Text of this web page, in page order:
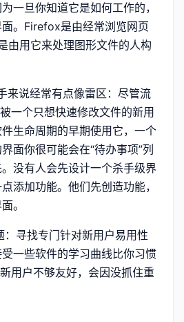
一旦你知道它是如何工作的，
。Firefox是由经常浏览网页
由用它来处理图形文件的人构
来说经常有点像雷区：尽管流
一个只想快速修改文件的新用
生命周期的早期使用它，一个
面你很可能会在“待办事项”列
没有人会先设计一个杀手级界
添加功能。他们先创造功能，
。
寻找专门针对新用户易用性
一些软件的学习曲线比你习惯
用户不够友好，会因没抓住重